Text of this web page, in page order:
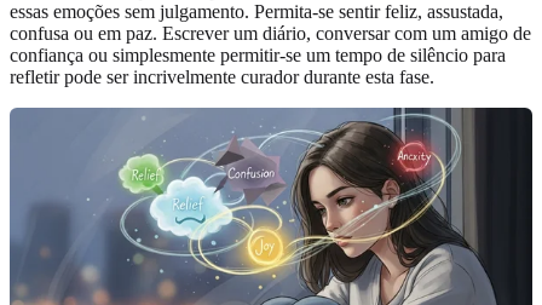
essas emoções sem julgamento. Permita-se sentir feliz, assustada,
confusa ou em paz. Escrever um diário, conversar com um amigo de
confiança ou simplesmente permitir-se um tempo de silêncio para
refletir pode ser incrivelmente curador durante esta fase.